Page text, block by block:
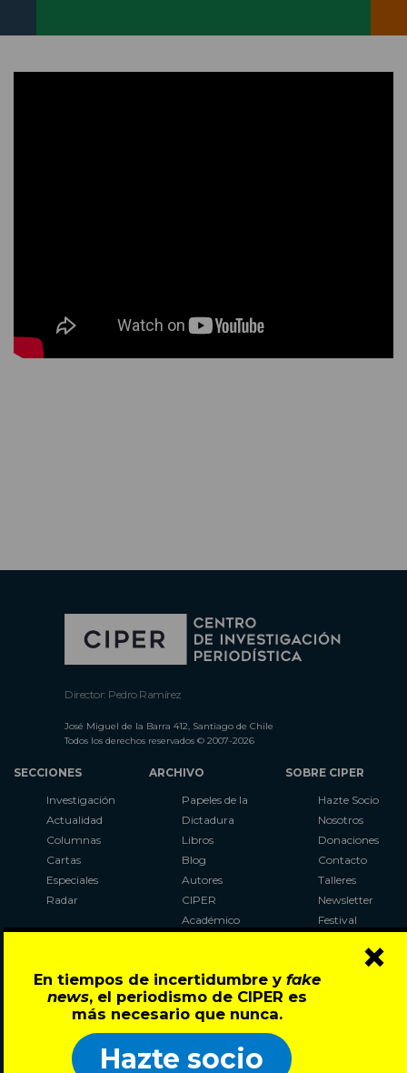
En tiempos de incertidumbre y fake
news, el periodismo de CIPER es
más necesario que nunca.
Hazte socio
×
Director: Pedro Ramírez
José Miguel de la Barra 412, Santiago de Chile
Todos los derechos reservados © 2007-2026
SECCIONES
Investigación
Actualidad
Columnas
Cartas
Especiales
Radar
ARCHIVO
Papeles de la
Dictadura
Libros
Blog
Autores
CIPER
Académico
Al Plebiscito
con CIPER
SOBRE CIPER
Hazte Socio
Nosotros
Donaciones
Contacto
Talleres
Newsletter
Festival